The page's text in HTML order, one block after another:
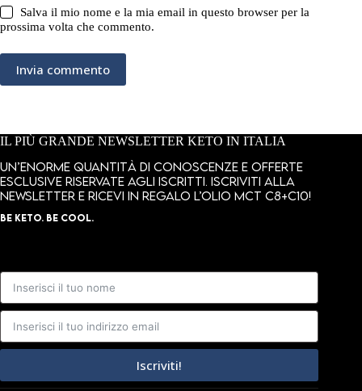
Salva il mio nome e la mia email in questo browser per la
prossima volta che commento.
Invia commento
IL PIÙ GRANDE NEWSLETTER KETO IN ITALIA
Un’enorme quantità di conoscenze e offerte
esclusive riservate agli iscritti. Iscriviti alla
newsletter e ricevi in regalo l’olio MCT C8+C10!
BE KETO. BE COOL.
Iscriviti!